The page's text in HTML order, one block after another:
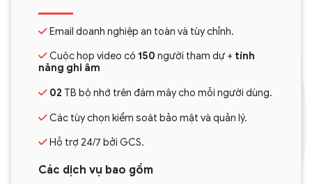
Email doanh nghiệp an toàn và tùy chỉnh.
Cuộc họp video có 150 người tham dự + tính
năng ghi âm
02 TB bộ nhớ trên đám mây cho mỗi người dùng.
Các tùy chọn kiểm soát bảo mật và quản lý.
Hỗ trợ 24/7 bởi GCS.
Các dịch vụ bao gồm